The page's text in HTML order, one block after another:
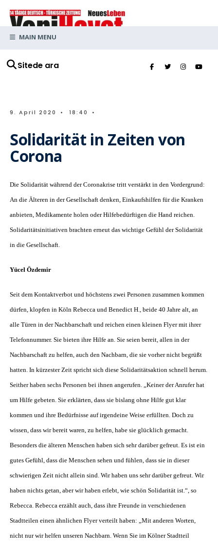
Sitede ara
MAIN MENU
9. April 2020 • 18:40 •
Solidarität in Zeiten von
Corona
Die Solidarität während der Coronakrise tritt verstärkt in den Vordergrund:
An die Älteren in der Gesellschaft denken, Einkaufshilfen für die Kranken
anbieten, Medikamente holen oder Hilfebedürftigen die Hand reichen.
Solidaritätsinitiativen brachten erneut das wichtige Gefühl der Solidarität
in die Gesellschaft.
Yücel Özdemir
Seit dem Kontaktverbot und höchstens zwei Personen zusammen kommen
dürfen, klopfen in Köln Rebecca und Benedict H., beide 40 Jahre alt, an
alle Türen in der Nachbarschaft und reichen einen kleinen Flyer mit ihrer
Telefonnummer. Sie bieten ihre Hilfe an. Sie seien bereit, allen in der
Nachbarschaft zu helfen, auch den Nachbarn, die sie vorher nicht begrüßt
hatten. In kürzester Zeit spricht sich diese Solidaritätsaktion schnell herum.
Seither haben sechs Personen bei ihnen angerufen. „Keiner der Anrufer hat
um Hilfe gebeten. Sie erklärten, dass sie bislang ohne Hilfe gut klar
kommen und ihre Bedürfnisse auf irgendeine Weise erfüllten. Doch zu
wissen, dass wir bereit waren, zu helfen, habe sie glücklich gemacht.
Besonders die älteren Menschen haben sich sehr darüber gefreut. Es ist ein
gutes Gefühl, dass die Menschen sehen und fühlen, dass sie in dieser
schwierigen Zeit nicht allein sind. Wir haben uns sehr darüber gefreut. Wir
haben nichts getan, aber wir haben erlebt, wie schön Solidarität ist.“, so
Rebecca. Rebecca erzählt auch, dass ihre Freunde in verschiedenen
Stadtteilen einen ähnlichen Flyer verteilt haben: „Mit anderen Worten,
nicht nur wir helfen unseren Nachbarn. Wenn Sie im Kölner Stadtteil